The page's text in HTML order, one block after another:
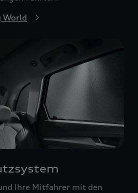
World
Ihre Mitfahrer mit den